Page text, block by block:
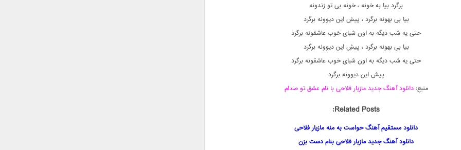
برگرد بیا به خونه ، خونه بی تو زندونه
بیا بی بهونه برگرد ، پیشِ این دیوونه برگرد
حتی یه شب دیگه به اون شبای خوب عاشقونه برگرد
بیا بی بهونه برگرد ، پیشِ این دیوونه برگرد
حتی یه شب دیگه به اون شبای خوب عاشقونه برگرد
پیش این دیوونه برگرد
منبع:دانلود آهنگ جدید مازیار فلاحی با نام عشق تو صدام
Related Posts:
دانلود مستقیم آهنگ حواست به منه مازیار فلاحی
دانلود آهنگ جدید مازیار فلاحی بنام دست بزن